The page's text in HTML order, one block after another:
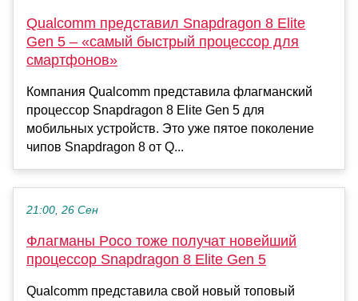
Qualcomm представил Snapdragon 8 Elite
Gen 5 – «самый быстрый процессор для
смартфонов»
Компания Qualcomm представила флагманский
процессор Snapdragon 8 Elite Gen 5 для
мобильных устройств. Это уже пятое поколение
чипов Snapdragon 8 от Q...
21:00, 26 Сен
Флагманы Poco тоже получат новейший
процессор Snapdragon 8 Elite Gen 5
Qualcomm представила свой новый топовый